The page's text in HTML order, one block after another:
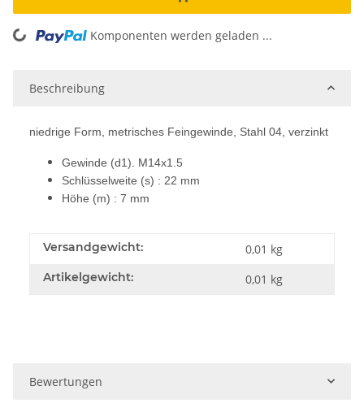
Loading... Komponenten werden geladen ...
Beschreibung
niedrige Form, metrisches Feingewinde, Stahl 04, verzinkt
Gewinde (d1). M14x1.5
Schlüsselweite (s) : 22 mm
Höhe (m) : 7 mm
Versandgewicht: 0,01 kg
Artikelgewicht: 0,01 kg
Bewertungen